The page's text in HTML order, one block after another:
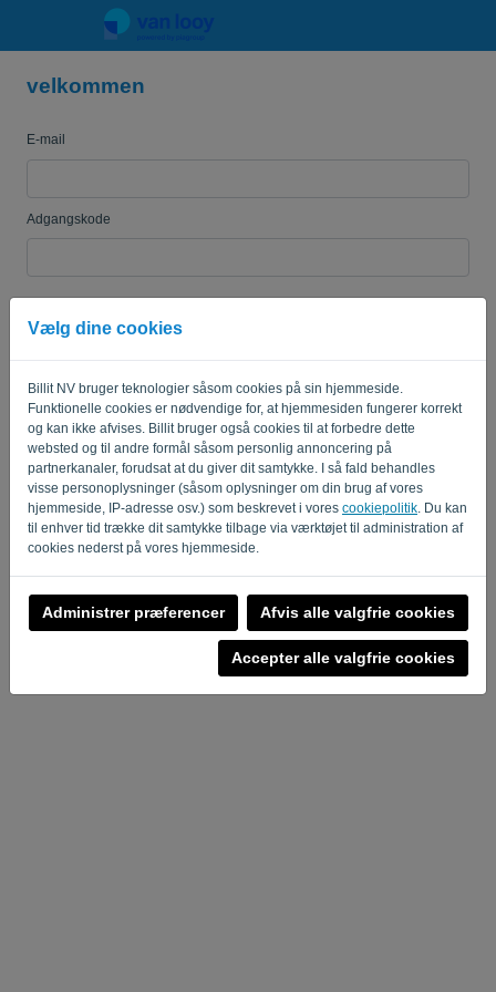
Vælg dine cookies
Billit NV bruger teknologier såsom cookies på sin hjemmeside.
Funktionelle cookies er nødvendige for, at hjemmesiden fungerer korrekt
og kan ikke afvises. Billit bruger også cookies til at forbedre dette
websted og til andre formål såsom personlig annoncering på
partnerkanaler, forudsat at du giver dit samtykke. I så fald behandles
visse personoplysninger (såsom oplysninger om din brug af vores
hjemmeside, IP-adresse osv.) som beskrevet i vores cookiepolitik. Du kan
til enhver tid trække dit samtykke tilbage via værktøjet til administration af
cookies nederst på vores hjemmeside.
Administrer præferencer Afvis alle valgfrie cookies
Accepter alle valgfrie cookies
velkommen
E-mail
Adgangskode
LOG IND
Fortrolighedspolitik-Vilkår og betingelser